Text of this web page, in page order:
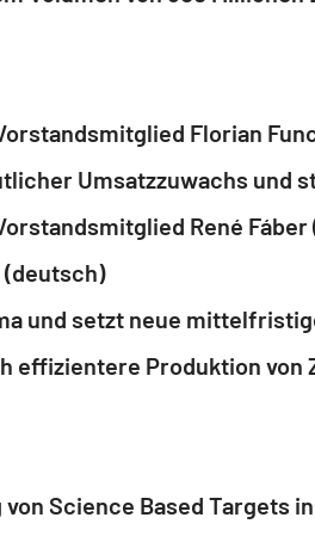
Florian
Umsatzzuwachs und
René
(deutsch)
und setzt neue
effizientere Produktion von
Science Based Targets